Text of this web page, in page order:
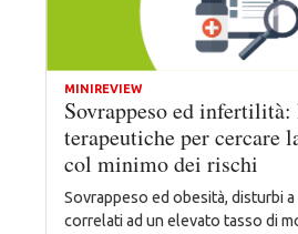
MINIREVIEW
Sovrappeso ed
terapeutiche per cercare
col minimo dei rischi
Sovrappeso ed obesità, disturbi
correlati ad un elevato tasso di